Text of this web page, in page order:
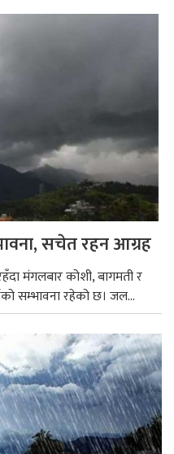
सचेत रहन आग्रह
मंगलबार कोशी, बागमती र
सम्भावना रहेको छ। जल...